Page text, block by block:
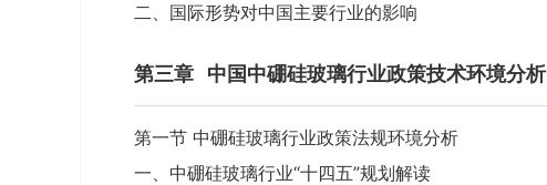
二、国际形势对中国主要行业的影响
第三章 中国中硼硅玻璃行业政策技术环境分析
第一节 中硼硅玻璃行业政策法规环境分析
一、中硼硅玻璃行业“十四五”规划解读